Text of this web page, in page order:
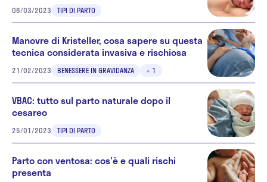
06/03/2023 TIPI DI PARTO
Manovre di Kristeller, cosa sapere su questa
tecnica considerata invasiva e rischiosa
21/02/2023 BENESSERE IN GRAVIDANZA + 1
VBAC: tutto sul parto naturale dopo il
cesareo
25/01/2023 TIPI DI PARTO
Parto con ventosa: cos'è e quali rischi
presenta